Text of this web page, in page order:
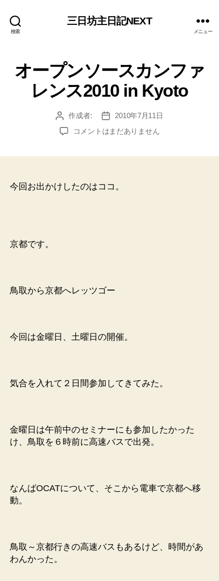
検索
三日坊主日記NEXT
メニュー
オープンソースカンファ
レンス2010 in Kyoto
投
稿
者
作成者:
投
稿
日
2010年7月11日
オ
ー
in
コメントはまだありません
今回お出かけしたのはココ。
京都です。
鳥取から京都へレッツゴー
今回は金曜日、土曜日の開催。
気合を入れて２日間参加してきてみた。
金曜日は午前中のセミナーにも参加したかった
け、鳥取を６時前に高速バスで出発。
なんばOCATについて、そこから電車で京都へ移
動。
鳥取～京都行きの高速バスもあるけど、時間があ
わんかった。